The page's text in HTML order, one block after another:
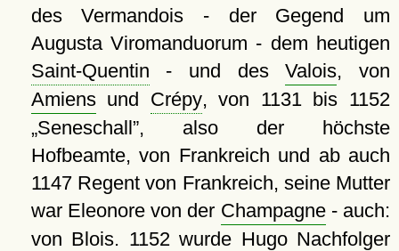
des Vermandois - der Gegend um
Augusta Viromanduorum - dem heutigen
Saint-Quentin - und desValois, von
Amiensund Crépy, von 1131 bis 1152
Seneschall , also der höchste
Hofbeamte, von Frankreich und ab auch
1147 Regent von Frankreich, seine Mutter
war Eleonore von der Champagne- auch:
von Blois. 1152 wurde Hugo Nachfolger